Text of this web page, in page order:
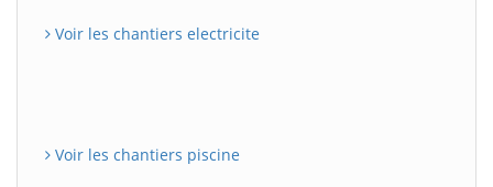
Voir les chantiers electricite
Voir les chantiers piscine